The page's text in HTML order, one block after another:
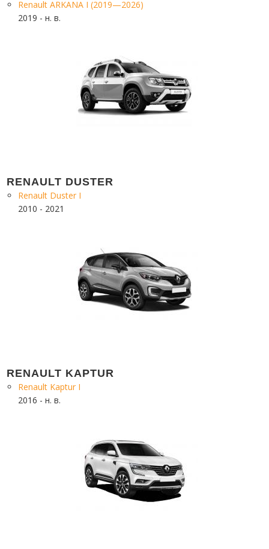
Renault ARKANA I (2019—2026)
2019 - н. в.
RENAULT DUSTER
Renault Duster I
2010 - 2021
RENAULT KAPTUR
Renault Kaptur I
2016 - н. в.